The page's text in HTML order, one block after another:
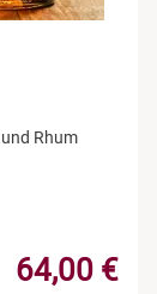
Rhum
64,00 €